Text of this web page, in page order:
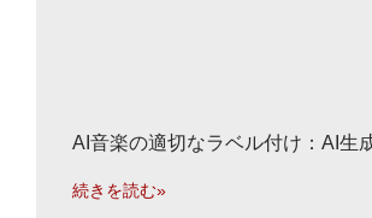
AI音楽の適切なラベル付け：AI生
続きを読む»